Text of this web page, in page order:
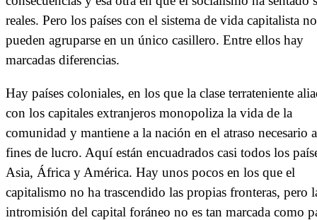
reales. Pero los países con el sistema de vida capitalista no
pueden agruparse en un único casillero. Entre ellos hay
marcadas diferencias.
Hay países coloniales, en los que la clase terrateniente
con los capitales extranjeros monopoliza la vida de la
comunidad y mantiene a la nación en el atraso necesario
fines de lucro. Aquí están encuadrados casi todos los
Asia, África y América. Hay unos pocos en los que el
capitalismo no ha trascendido las propias fronteras, pero
intromisión del capital foráneo no es tan marcada como